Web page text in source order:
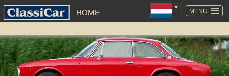
MENU
HOME
NAVIGATIE
OVERSLAAN